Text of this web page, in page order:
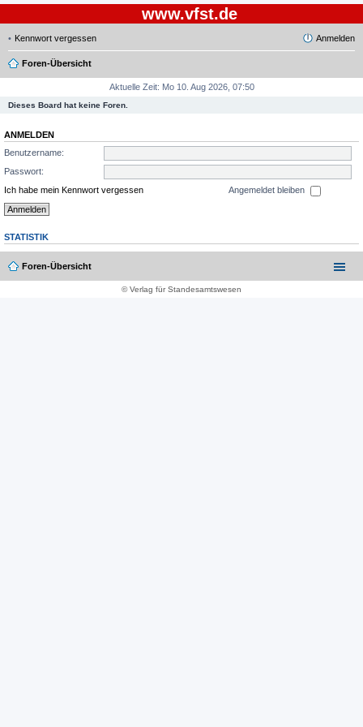
www.vfst.de
Kennwort vergessen Anmelden
Foren-Übersicht
Aktuelle Zeit: Mo 10. Aug 2026, 07:50
Dieses Board hat keine Foren.
ANMELDEN
Benutzername:
Passwort:
Ich habe mein Kennwort vergessen
Angemeldet bleiben
STATISTIK
Foren-Übersicht
© Verlag für Standesamtswesen